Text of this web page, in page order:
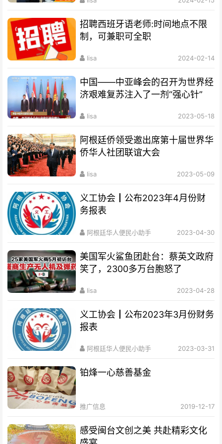
招聘西班牙语老师:时间地点不限
制，可兼职可全职
lisa 2024-02-14
中国——中亚峰会的召开为世界经
济艰难复苏注入了一剂“强心针”
lisa 2023-05-18
阿根廷侨领受邀出席第十届世界华
侨华人社团联谊大会
lisa 2023-05-09
义工协会┃公布2023年4月份财
务报表
阿根廷华人便民小助手 2023-04-30
美国军火鲨鱼团赴台：蔡英文政府
笑了，2300多万台胞怒了
lisa 2023-04-28
义工协会┃公布2023年3月份财务
报表
阿根廷华人便民小助手 2023-03-31
铂烽一心慈善基金
推广信息 2019-12-17
感受闽台文创之美 共赴精彩文化